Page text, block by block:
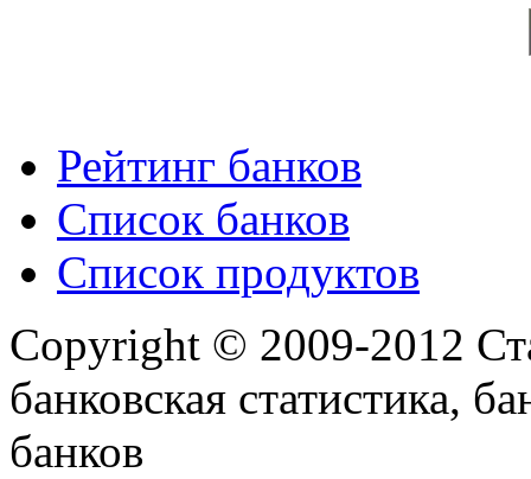
Рейтинг банков
Список банков
Список продуктов
Copyright © 2009-2012
банковская статистика,
банков